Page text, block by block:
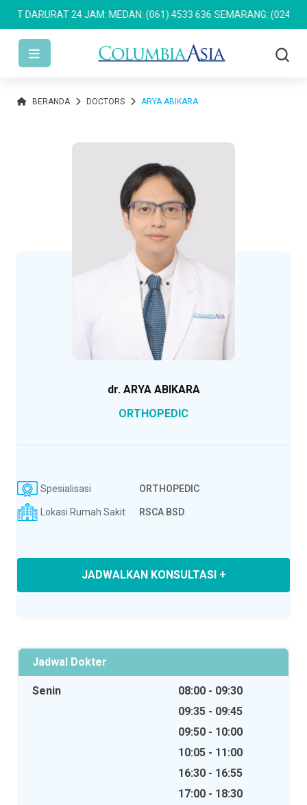
DARURAT 24 JAM: MEDAN: (061) 4533 636 SEMARANG: (024) 762
BERANDA DOCTORS ARYA ABIKARA
dr. ARYA ABIKARA
ORTHOPEDIC
Spesialisasi ORTHOPEDIC
Lokasi Rumah Sakit RSCA BSD
JADWALKAN KONSULTASI +
Jadwal Dokter
Senin
08:00 - 09:30
09:35 - 09:45
09:50 - 10:00
10:05 - 11:00
16:30 - 16:55
17:00 - 18:30